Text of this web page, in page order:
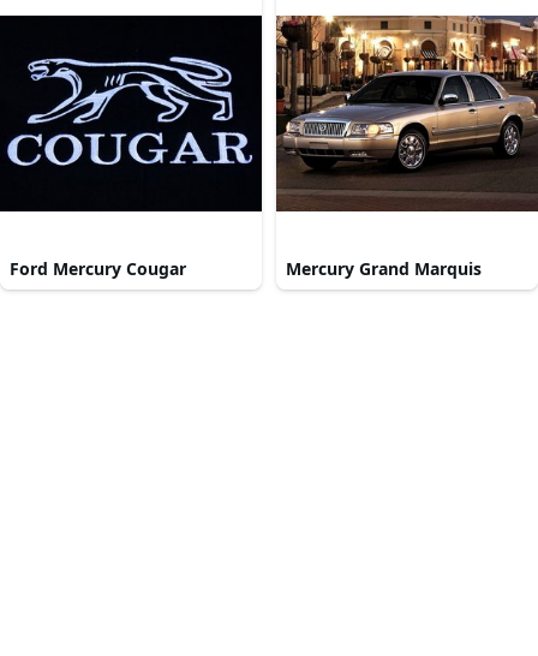
Ford Mercury Cougar Mercury Grand Marquis